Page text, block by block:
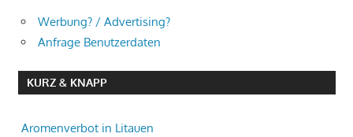
Werbung? / Advertising?
Anfrage Benutzerdaten
KURZ & KNAPP
Aromenverbot in Litauen